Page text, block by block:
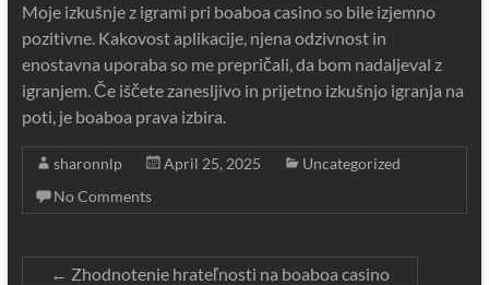
Moje izkušnje z igrami pri boaboa casino so bile izjemno
pozitivne. Kakovost aplikacije, njena odzivnost in
enostavna uporaba so me prepričali, da bom nadaljeval z
igranjem. Če iščete zanesljivo in prijetno izkušnjo igranja na
poti, je boaboa prava izbira.
sharonnlp April 25, 2025
Uncategorized
No Comments
← Zhodnotenie hrateľnosti na boaboa casino